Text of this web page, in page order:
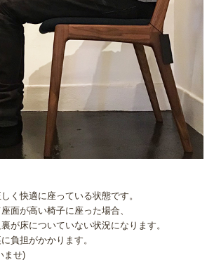
く快適に座っている状態です。
面が高い椅子に座った場合、
が床についていない状況になります。
負担がかかります。
ませ)